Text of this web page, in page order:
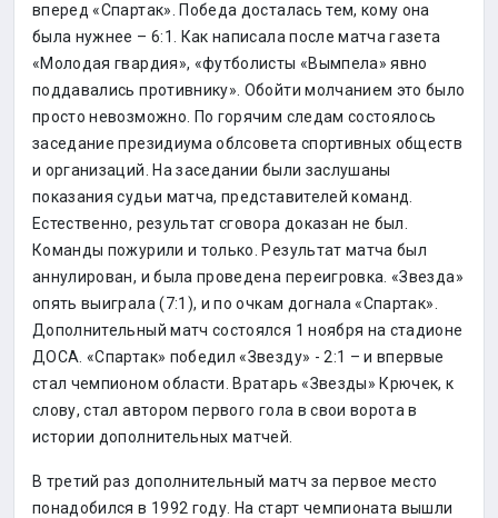
вперед «Спартак». Победа досталась тем, кому она
была нужнее – 6:1. Как написала после матча газета
«Молодая гвардия», «футболисты «Вымпела» явно
поддавались противнику». Обойти молчанием это было
просто невозможно. По горячим следам состоялось
заседание президиума облсовета спортивных обществ
и организаций. На заседании были заслушаны
показания судьи матча, представителей команд.
Естественно, результат сговора доказан не был.
Команды пожурили и только. Результат матча был
аннулирован, и была проведена переигровка. «Звезда»
опять выиграла (7:1), и по очкам догнала «Спартак».
Дополнительный матч состоялся 1 ноября на стадионе
ДОСА. «Спартак» победил «Звезду» - 2:1 – и впервые
стал чемпионом области. Вратарь «Звезды» Крючек, к
слову, стал автором первого гола в свои ворота в
истории дополнительных матчей.
В третий раз дополнительный матч за первое место
понадобился в 1992 году. На старт чемпионата вышли